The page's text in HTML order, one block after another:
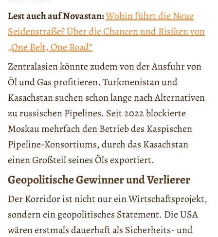
Lest auch auf Novastan:Wohin führt die Neue
Seidenstraße? Über die Chancen und Risiken von
„One Belt, One Road“
Zentralasien könnte zudem von der Ausfuhr von
Öl und Gas profitieren. Turkmenistan und
Kasachstan suchen schon lange nach Alternativen
zu russischen Pipelines. Seit 2022 blockierte
Moskau mehrfach den Betrieb des Kaspischen
Pipeline-Konsortiums, durch das Kasachstan
einen Großteil seines Öls exportiert.
Geopolitische Gewinner und Verlierer
Der Korridor ist nicht nur ein Wirtschaftsprojekt,
sondern ein geopolitisches Statement. Die USA
wären erstmals dauerhaft als Sicherheits- und